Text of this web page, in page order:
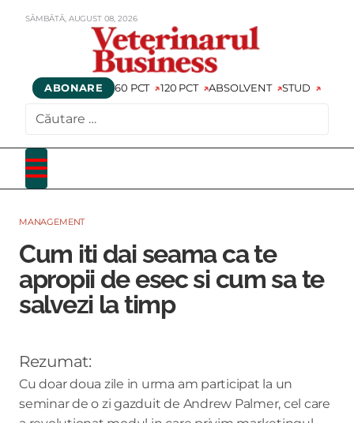
SÂMBĂTĂ, AUGUST 08,2026
ABONARE 60 PCT 120 PCT ABSOLVENT STUD
MANAGEMENT
Cum iti dai seama ca te
apropii de esec si cum sa te
salvezi la timp
Rezumat:
Cu doar doua zile in urma am participat la un
seminar de o zi gazduit de Andrew Palmer, cel care